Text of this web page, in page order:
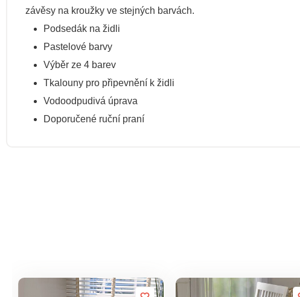
závěsy na kroužky ve stejných barvách.
Podsedák na židli
Pastelové barvy
Výběr ze 4 barev
Tkalouny pro připevnění k židli
Vodoodpudivá úprava
Doporučené ruční praní